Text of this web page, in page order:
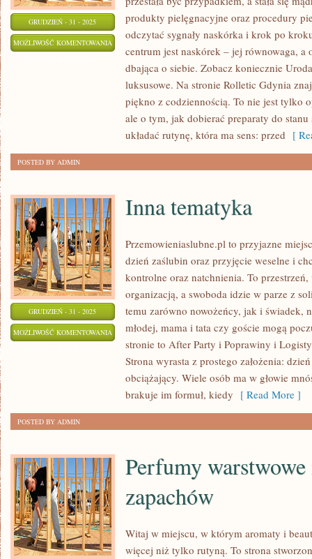
GRUDZIEŃ - 31 - 2025
MOŻLIWOŚĆ KOMENTOWANIA ORGANIZACJA
produkty pielęgnacyjne oraz procedury
odczytać sygnały naskórka i krok po
centrum jest naskórek – jej równowaga, a
dbająca o siebie. Zobacz koniecznie
luksusowe. Na stronie Rolletic Gdynia
piękno z codziennością. To nie jest tylko
ale o tym, jak dobierać preparaty do
układać rutynę, która ma sens: przed [
POSTED BY ADMIN
GRUDZIEŃ - 31 - 2025
MOŻLIWOŚĆ KOMENTOWANIA INNA
TEMATYKA
Inna tematyka
Przemowieniaslubne.pl to przyjazne
dzień zaślubin oraz przyjęcie weselne i
kontrolne oraz natchnienia. To przestrzeń,
organizacją, a swoboda idzie w parze z
temu zarówno nowożeńcy, jak i świadek,
młodej, mama i tata czy goście mogą
stronie to After Party i Poprawiny i
Strona wyrasta z prostego założenia:
obciążający. Wiele osób ma w głowie
brakuje im formuł, kiedy [ Read More ]
POSTED BY ADMIN
Perfumy
zapachów
Witaj w miejscu, w którym aromaty i
więcej niż tylko rutyną. To strona